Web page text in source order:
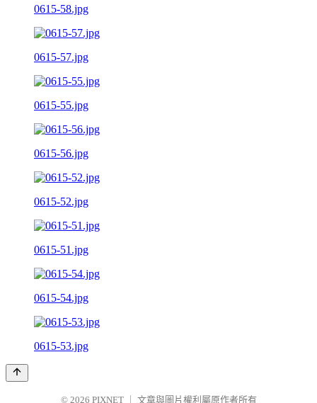
0615-58.jpg
0615-57.jpg
0615-55.jpg
0615-56.jpg
0615-52.jpg
0615-51.jpg
0615-54.jpg
0615-53.jpg
© 2026 PIXNET 文章與圖片權利屬原作者所有